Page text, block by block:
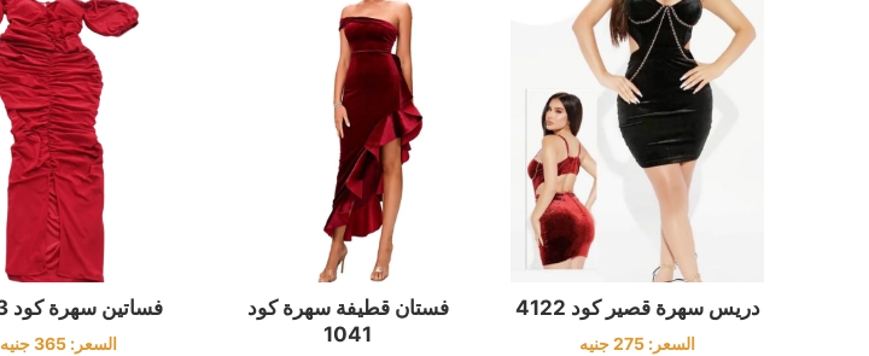
دريس سهرة قصير كود 4122
السعر: 275جنيه
فستان قطيفة سهرة كود
1041
فساتين سهرة كود 4303
السعر:365 جنيه